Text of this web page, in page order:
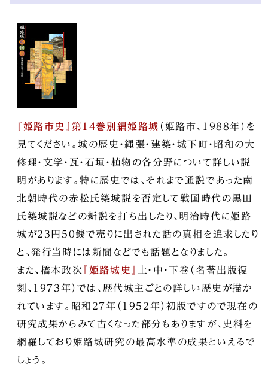
『姫路市史』第14巻別編姫路城 （姫路市、1988年）を
見てください。城の歴史・縄張・建築・城下町・昭和の大
修理・文学・瓦・石垣・植物の各分野について詳しい説
明があります。特に歴史では、それまで通説であった南
北朝時代の赤松氏築城説を否定して戦国時代の黒田
氏築城説などの新説を打ち出したり、明治時代に姫路
城が23円50銭で売りに出された話の真相を追求したり
と、発行当時には新聞などでも話題となりました。
また、橋本政次 『姫路城史』
上・中・下巻（名著出版復
刻、1973年）では、歴代城主ごとの詳しい歴史が描か
れています。昭和27年（1952年）初版ですので現在の
研究成果からみて古くなった部分もありますが、史料を
網羅しており姫路城研究の最高水準の成果といえるで
しょう。